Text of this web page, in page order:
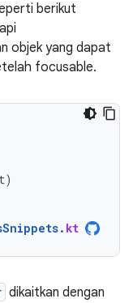
berikut
objek yang dapat
focusable.
)
. kt
dikaitkan dengan